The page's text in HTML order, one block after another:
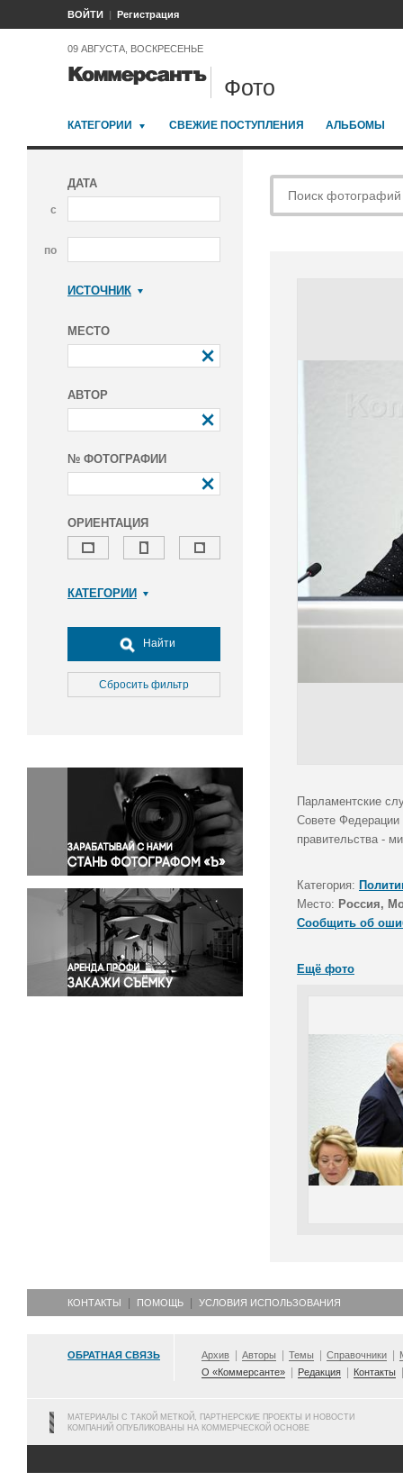
ВОЙТИ Регистрация
09 АВГУСТА, ВОСКРЕСЕНЬЕ
Фото
КАТЕГОРИИ СВЕЖИЕ ПОСТУПЛЕНИЯ АЛЬБОМЫ
ДАТА
с
по
ИСТОЧНИК
МЕСТО
АВТОР
№ ФОТОГРАФИИ
ОРИЕНТАЦИЯ
КАТЕГОРИИ
Досуг, туризм и отдых
Культура
Медицина
Окружающая среда
Политика
Правосудие
Происшествия и конфликты
Религия
Светская жизнь
Спорт
Экология
Экономика и бизнес
Найти
Сбросить фильтр
Парламентские
Совете
правительства -
Категория:
Место: Россия,
Сообщить об
Ещё фото
КОНТАКТЫ ПОМОЩЬ УСЛОВИЯ ИСПОЛЬЗОВАНИЯ
ОБРАТНАЯ СВЯЗЬ Архив Авторы Темы Справочники
О «Коммерсанте»
Редакция Контакты
МАТЕРИАЛЫ С ТАКОЙ МЕТКОЙ, ПАРТНЕРСКИЕ ПРОЕКТЫ И НОВОСТИ
КОМПАНИЙ ОПУБЛИКОВАНЫ НА КОММЕРЧЕСКОЙ ОСНОВЕ